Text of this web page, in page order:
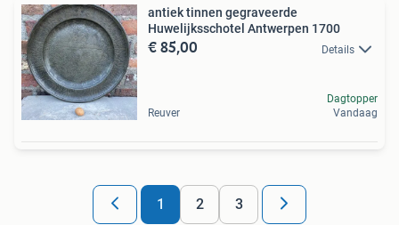
antiek tinnen gegraveerde
Huwelijksschotel Antwerpen 1700
€ 85,00 Details
Reuver
Dagtopper
Vandaag
1 2 3